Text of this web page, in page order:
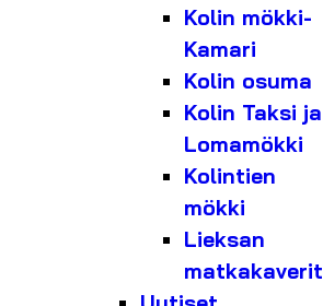
Kolin mökki-
Kamari
Kolin osuma
Kolin Taksi ja
Lomamökki
Kolintien
mökki
Lieksan
matkakaverit